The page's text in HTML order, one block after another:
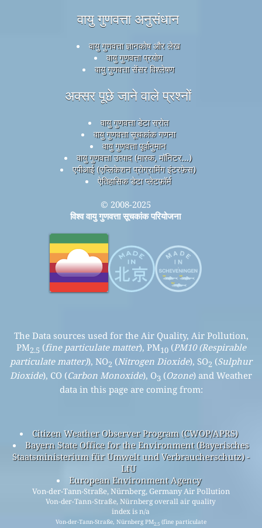
वायु गुणवत्ता अनुसंधान
वायु गुणवत्ता ज्ञानकोष और लेख
वायु गुणवत्ता प्रयोग
वायु गुणवत्ता सेंसर विश्लेषण
अक्सर पूछे जाने वाले प्रश्नों
वायु गुणवत्ता डेटा स्रोत
वायु गुणवत्ता सूचकांक गणना
वायु गुणवत्ता पूर्वानुमान
वायु गुणवत्ता उत्पाद (मास्क, मॉनिटर...)
एपीआई (एप्लिकेशन प्रोग्रामिंग इंटरफ़ेस)
ऐतिहासिक डेटा प्लेटफ़ॉर्म
© 2008-2025
विश्व वायु गुणवत्ता सूचकांक परियोजना
The Data sources used for the Air Quality, Air Pollution,
PM2.5 (fine particulate matter), PM10(PM10 (Respirable
particulate matter)), NO2 (Nitrogen Dioxide), SO2 (Sulphur
Dioxide), CO (Carbon Monoxide), O3 (Ozone) and Weather
data in this page are coming from:
Citizen Weather Observer Program (CWOP/APRS)
Bayern State Office for the Environment (Bayerisches
Staatsministerium für Umwelt und Verbraucherschutz) -
LfU
European Environment Agency
Von-der-Tann-Straße, Nürnberg, Germany Air Pollution
Von-der-Tann-Straße, Nürnberg overall air quality
index is n/a
Von-der-Tann-Straße, Nürnberg PM2.5(fine particulate